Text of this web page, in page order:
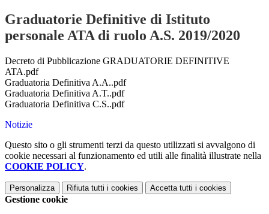
Graduatorie Definitive di Istituto
personale ATA di ruolo A.S. 2019/2020
Decreto di Pubblicazione GRADUATORIE DEFINITIVE
ATA.pdf
Graduatoria Definitiva A.A..pdf
Graduatoria Definitiva A.T..pdf
Graduatoria Definitiva C.S..pdf
Notizie
Questo sito o gli strumenti terzi da questo utilizzati si avvalgono di
cookie necessari al funzionamento ed utili alle finalità illustrate nella
COOKIE POLICY.
Personalizza Rifiuta tutti i cookies Accetta tutti i cookies
Gestione cookie